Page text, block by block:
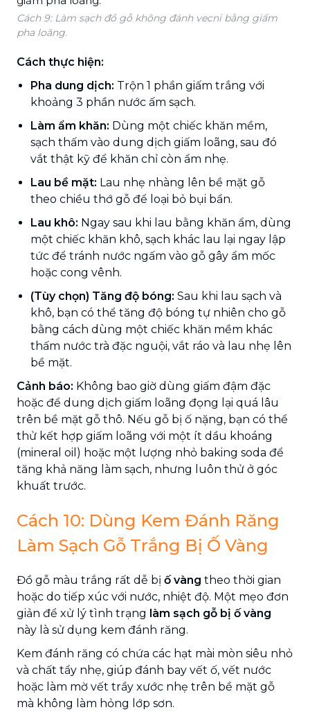
Cách 9: Làm sạch đồ gỗ không đánh vecni bằng giấm
pha loãng.
Cách thực hiện:
Pha dung dịch: Trộn 1 phần giấm trắng với
khoảng 3 phần nước ấm sạch.
Làm ẩm khăn: Dùng một chiếc khăn mềm,
sạch thấm vào dung dịch giấm loãng, sau đó
vắt thật kỹ để khăn chỉ còn ẩm nhẹ.
Lau bề mặt: Lau nhẹ nhàng lên bề mặt gỗ
theo chiều thớ gỗ để loại bỏ bụi bẩn.
Lau khô: Ngay sau khi lau bằng khăn ẩm, dùng
một chiếc khăn khô, sạch khác lau lại ngay lập
tức để tránh nước ngấm vào gỗ gây ẩm mốc
hoặc cong vênh.
(Tùy chọn) Tăng độ bóng: Sau khi lau sạch và
khô, bạn có thể tăng độ bóng tự nhiên cho gỗ
bằng cách dùng một chiếc khăn mềm khác
thấm nước trà đặc nguội, vắt ráo và lau nhẹ lên
bề mặt.
Cảnh báo: Không bao giờ dùng giấm đậm đặc
hoặc để dung dịch giấm loãng đọng lại quá lâu
trên bề mặt gỗ thô. Nếu gỗ bị ố nặng, bạn có thể
thử kết hợp giấm loãng với một ít dầu khoáng
(mineral oil) hoặc một lượng nhỏ baking soda để
tăng khả năng làm sạch, nhưng luôn thử ở góc
khuất trước.
Cách 10: Dùng Kem Đánh Răng
Làm Sạch Gỗ Trắng Bị Ố Vàng
Đồ gỗ màu trắng rất dễ bị ố vàng theo thời gian
hoặc do tiếp xúc với nước, nhiệt độ. Một mẹo đơn
giản để xử lý tình trạng làm sạch gỗ bị ố vàng
này là sử dụng kem đánh răng.
Kem đánh răng có chứa các hạt mài mòn siêu nhỏ
và chất tẩy nhẹ, giúp đánh bay vết ố, vết nước
hoặc làm mờ vết trầy xước nhẹ trên bề mặt gỗ
mà không làm hỏng lớp sơn.